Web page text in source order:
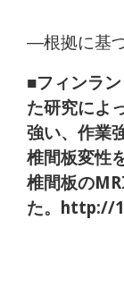
―根拠に基
■フィンラ
た研究によ
強い、作業
椎間板変性
椎間板の
た。http://